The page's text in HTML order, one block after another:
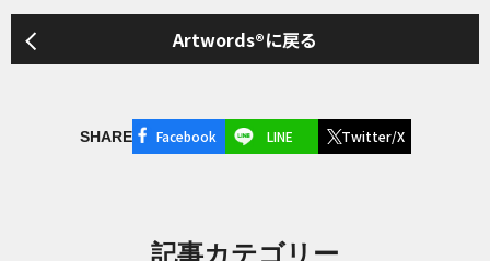
Artwords®に戻る
SHARE Facebook LINE Twitter/X
記事カテゴリー